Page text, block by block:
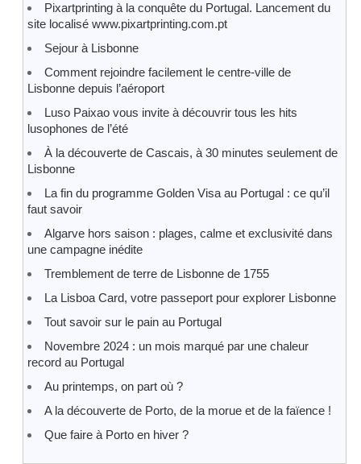
Pixartprinting à la conquête du Portugal. Lancement du
site localisé www.pixartprinting.com.pt
Sejour à Lisbonne
Comment rejoindre facilement le centre-ville de
Lisbonne depuis l’aéroport
Luso Paixao vous invite à découvrir tous les hits
lusophones de l’été
À la découverte de Cascais, à 30 minutes seulement de
Lisbonne
La fin du programme Golden Visa au Portugal : ce qu’il
faut savoir
Algarve hors saison : plages, calme et exclusivité dans
une campagne inédite
Tremblement de terre de Lisbonne de 1755
La Lisboa Card, votre passeport pour explorer Lisbonne
Tout savoir sur le pain au Portugal
Novembre 2024 : un mois marqué par une chaleur
record au Portugal
Au printemps, on part où ?
A la découverte de Porto, de la morue et de la faïence !
Que faire à Porto en hiver ?